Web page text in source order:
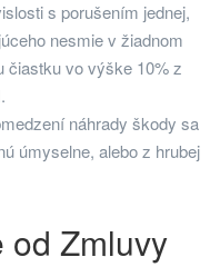
s porušením jednej,
nesmie v žiadnom
čiastku vo výške 10% z
náhrady škody sa
úmyselne, alebo z hrubej
od Zmluvy